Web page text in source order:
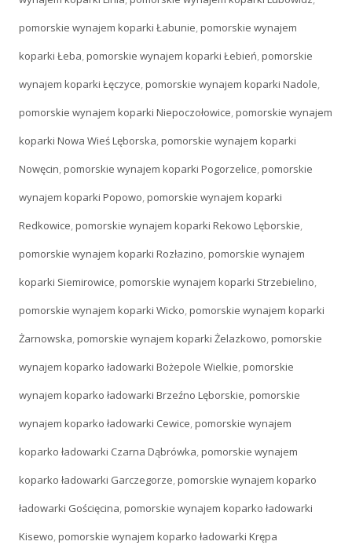
pomorskie wynajem koparki Łabunie,pomorskie wynajem
koparki Łeba,pomorskie wynajem koparki Łebień,pomorskie
wynajem koparki Łęczyce,pomorskie wynajem koparki Nadole,
pomorskie wynajem koparki Niepoczołowice,pomorskie wynajem
koparki Nowa Wieś Lęborska,pomorskie wynajem koparki
Nowęcin,pomorskie wynajem koparki Pogorzelice,pomorskie
wynajem koparki Popowo,pomorskie wynajem koparki
Redkowice,pomorskie wynajem koparki Rekowo Lęborskie,
pomorskie wynajem koparki Rozłazino,pomorskie wynajem
koparki Siemirowice,pomorskie wynajem koparki Strzebielino,
pomorskie wynajem koparki Wicko,pomorskie wynajem koparki
Żarnowska,pomorskie wynajem koparki Żelazkowo,pomorskie
wynajem koparko ładowarki Bożepole Wielkie,pomorskie
wynajem koparko ładowarki Brzeźno Lęborskie,pomorskie
wynajem koparko ładowarki Cewice,pomorskie wynajem
koparko ładowarki Czarna Dąbrówka,pomorskie wynajem
koparko ładowarki Garczegorze,pomorskie wynajem koparko
ładowarki Gościęcina,pomorskie wynajem koparko ładowarki
Kisewo,pomorskie wynajem koparko ładowarki Krępa